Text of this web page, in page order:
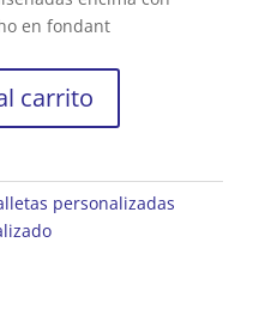
en fondant
carrito
personalizadas